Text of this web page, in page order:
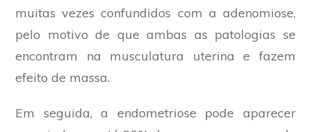
muitas vezes confundidos com a adenomiose,
pelo motivo de que ambas as patologias se
encontram na musculatura uterina e fazem
efeito de massa.
Em seguida, a endometriose pode aparecer